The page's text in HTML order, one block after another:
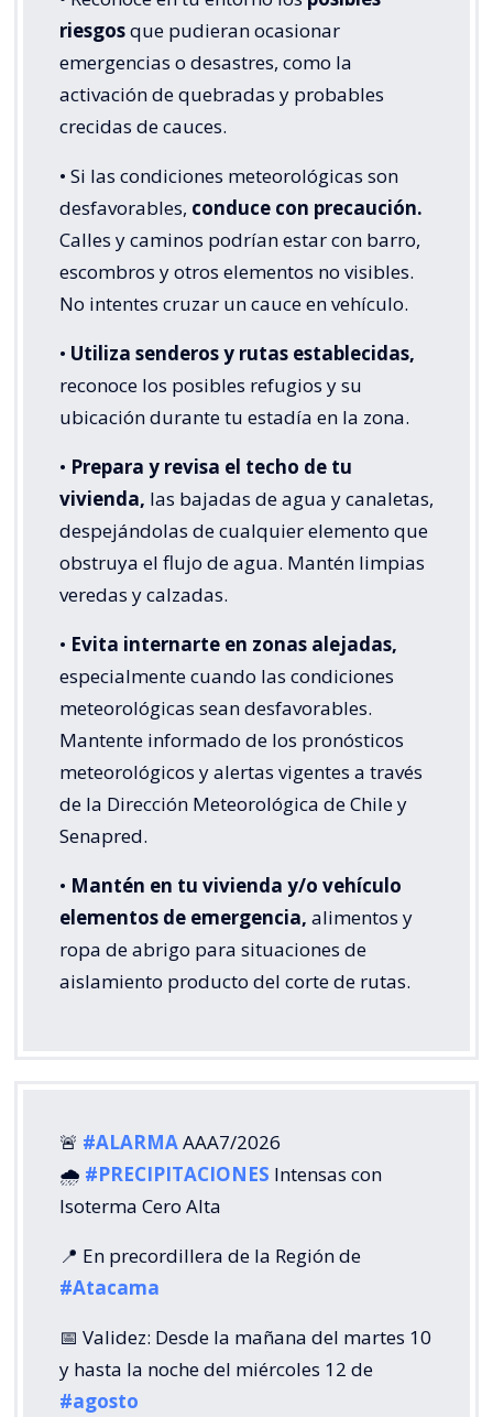
riesgosque pudieran ocasionar
emergencias o desastres, como la
activación de quebradas y probables
crecidas de cauces.
• Si las condiciones meteorológicas son
desfavorables, conduce con precaución.
Calles y caminos podrían estar con barro,
escombros y otros elementos no visibles.
No intentes cruzar un cauce en vehículo.
• Utiliza senderos y rutas establecidas,
reconoce los posibles refugios y su
ubicación durante tu estadía en la zona.
• Prepara y revisa el techo de tu
vivienda, las bajadas de agua y canaletas,
despejándolas de cualquier elemento que
obstruya el flujo de agua. Mantén limpias
veredas y calzadas.
• Evita internarte en zonas alejadas,
especialmente cuando las condiciones
meteorológicas sean desfavorables.
Mantente informado de los pronósticos
meteorológicos y alertas vigentes a través
de la Dirección Meteorológica de Chile y
Senapred.
• Mantén en tu vivienda y/o vehículo
elementos de emergencia, alimentos y
ropa de abrigo para situaciones de
aislamiento producto del corte de rutas.
🚨 #ALARMAAAA7/2026
🌧️ #PRECIPITACIONES Intensas con
Isoterma Cero Alta
📍 En precordillera de la Región de
#Atacama
📅 Validez: Desde la mañana del martes 10
y hasta la noche del miércoles 12 de
#agosto